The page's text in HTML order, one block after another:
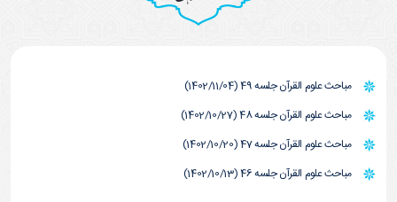
مباحث علوم القرآن جلسه 49 (1402/11/04)
مباحث علوم القرآن جلسه 48 (1402/10/27)
مباحث علوم القرآن جلسه 47 (1402/10/20)
مباحث علوم القرآن جلسه 46 (1402/10/13)